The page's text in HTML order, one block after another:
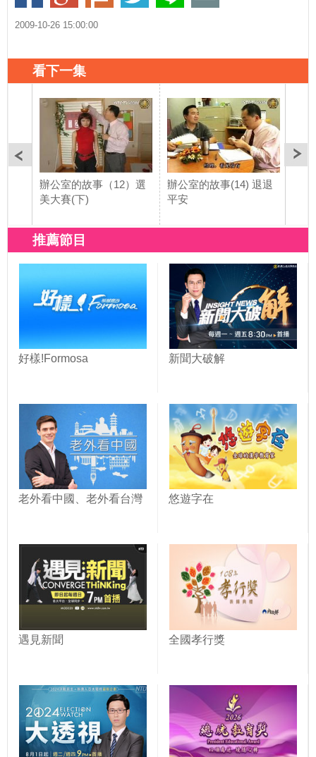
2009-10-26 15:00:00
看下一集
辦公室的故事（12）選
美大賽(下)
辦公室的故事(14) 退退
平安
推薦節目
好樣!Formosa 新聞大破解
老外看中國、老外看台灣 悠遊字在
遇見新聞 全國孝行獎